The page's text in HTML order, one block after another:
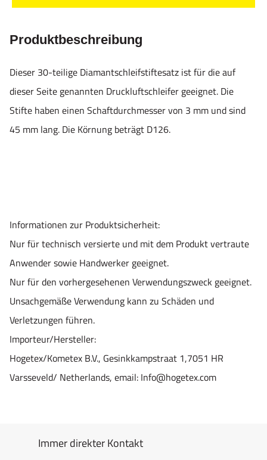
Produktbeschreibung
Dieser 30-teilige Diamantschleifstiftesatz ist für die auf
dieser Seite genannten Druckluftschleifer geeignet. Die
Stifte haben einen Schaftdurchmesser von 3 mm und sind
45 mm lang. Die Körnung beträgt D126.
Informationen zur Produktsicherheit:
Nur für technisch versierte und mit dem Produkt vertraute
Anwender sowie Handwerker geeignet.
Nur für den vorhergesehenen Verwendungszweck geeignet.
Unsachgemäße Verwendung kann zu Schäden und
Verletzungen führen.
Importeur/Hersteller:
Hogetex/Kometex B.V., Gesinkkampstraat 1,7051 HR
Varsseveld/ Netherlands, email: Info@hogetex.com
Immer direkter Kontakt